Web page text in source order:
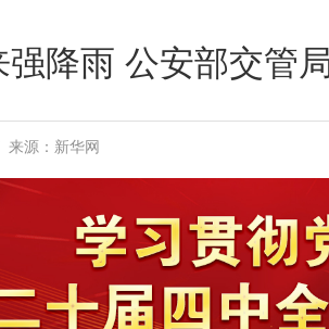
降雨 公安部交管
来源：新华网